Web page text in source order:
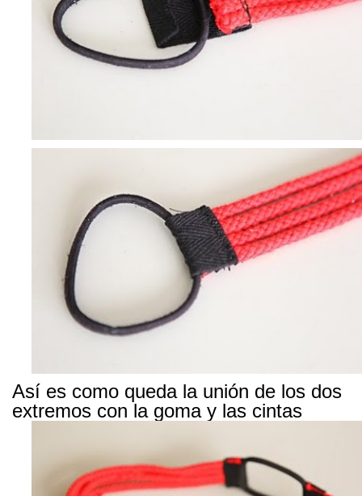
Así es como queda la unión de los dos
extremos con la goma y las cintas